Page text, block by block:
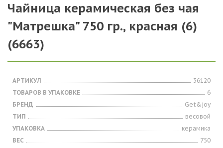
Чайница керамическая без чая
"Матрешка" 750 гр., красная (6)
(6663)
АРТИКУЛ
36120
ТОВАРОВ В УПАКОВКЕ
6
БРЕНД
Get&joy
ТИП
весовой
УПАКОВКА
керамика
ВЕС
750